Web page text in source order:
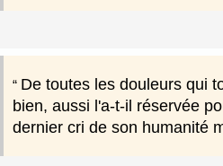
De toutes les douleurs qui
bien, aussi l'a-t-il réservée
dernier cri de son humanité